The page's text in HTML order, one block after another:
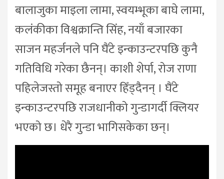
बालाजुका माइला लामा, स्वयम्भूका बाघे लामा,
कलंकीका विश्वक्रान्ति सिंह, नयाँ बजारका
साजन महर्जनले पनि घैंटे इन्काउन्टरपछि कुनै
गतिविधि गरेका छैनन्। काशी शेर्पा, रोज राणा
पहिलेजस्तो समूह बनाएर हिँड्दैनन् । घैंटे
इन्काउन्टरपछि राजधानीको गुन्डागर्दी क्लियर
भएको छ। धेरै गुन्डा भागिसकेका छन्।